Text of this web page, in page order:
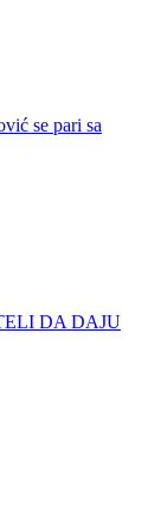
se pari sa
DA DAJU